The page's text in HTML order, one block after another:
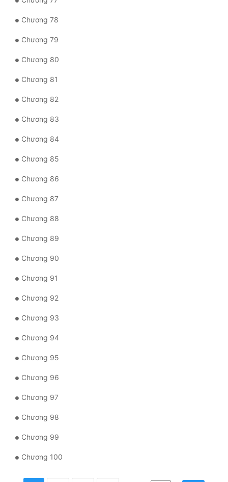
Chương 78
Chương 79
Chương 80
Chương 81
Chương 82
Chương 83
Chương 84
Chương 85
Chương 86
Chương 87
Chương 88
Chương 89
Chương 90
Chương 91
Chương 92
Chương 93
Chương 94
Chương 95
Chương 96
Chương 97
Chương 98
Chương 99
Chương 100